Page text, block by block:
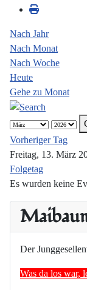
Der
Was da los war,
Nach Jahr
Nach Monat
Nach Woche
Heute
Gehe zu Monat
Vorheriger Tag
Freitag, 13. März
Folgetag
Es wurden keine